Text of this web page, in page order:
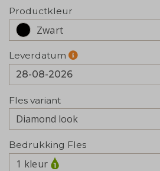
Productkleur
Zwart
Leverdatum
Fles variant
Bedrukking Fles
1 kleur